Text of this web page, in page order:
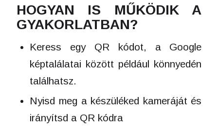
HOGYAN IS MŰKÖDIK A
GYAKORLATBAN?
Keress egy QR kódot, a Google
képtalálatai között például könnyedén
találhatsz.
Nyisd meg a készüléked kameráját és
irányítsd a QR kódra